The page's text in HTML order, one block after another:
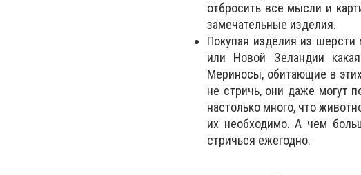
отбросить все мысли и
замечательные изделия.
Покупая изделия из
или Новой Зеландии
Мериносы, обитающие в
не стричь, они даже могут
настолько много, что
их необходимо. А чем
стричься ежегодно.